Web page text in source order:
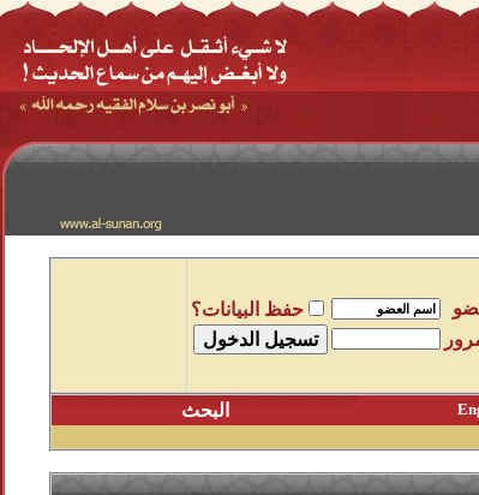
حفظ البيانات؟
البحث